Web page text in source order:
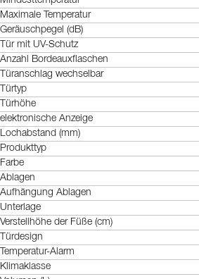
Maximale Temperatur
Geräuschpegel (dB)
Tür mit UV-Schutz
Anzahl Bordeauxflaschen
Türanschlag wechselbar
Türtyp
Türhöhe
elektronische Anzeige
Lochabstand (mm)
Produkttyp
Farbe
Ablagen
Aufhängung Ablagen
Unterlage
Verstellhöhe der Füße (cm)
Türdesign
Temperatur-Alarm
Klimaklasse